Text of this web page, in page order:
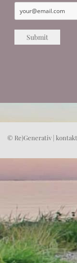
© Re)Generativ |